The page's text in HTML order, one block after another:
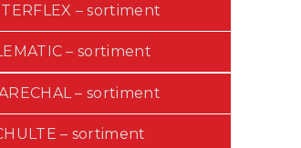
– sortiment
– sortiment
– sortiment
– sortiment